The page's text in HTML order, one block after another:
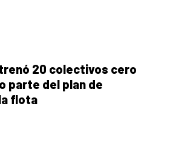
20 colectivos cero
parte del plan de
flota